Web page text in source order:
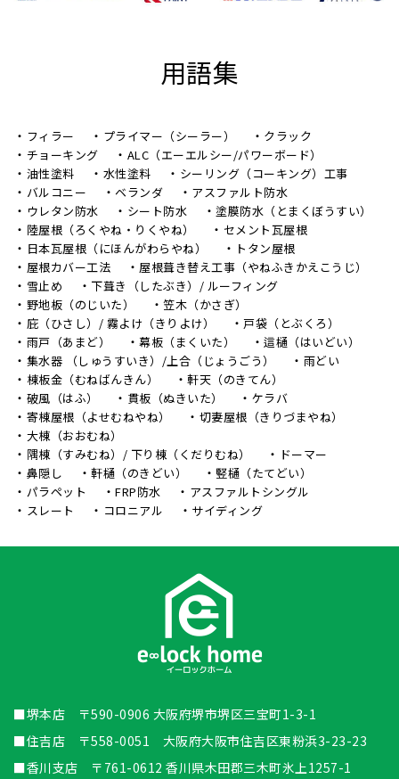
用語集
フィラー プライマー（シーラー）
クラック
チョーキング
ALC（エーエルシー/パワーボード）
油性塗料
水性塗料
シーリング（コーキング）工事
バルコニー
ベランダ
アスファルト防水
ウレタン防水
シート防水
塗膜防水（とまくぼうすい）
陸屋根（ろくやね・りくやね）
セメント瓦屋根
日本瓦屋根（にほんがわらやね）
トタン屋根
屋根カバー工法
屋根葺き替え工事（やねふきかえこうじ）
雪止め
下葺き（したぶき）/ ルーフィング
野地板（のじいた）
笠木（かさぎ）
庇（ひさし）/ 霧よけ（きりよけ）
戸袋（とぶくろ）
雨戸（あまど）
幕板（まくいた）
這樋（はいどい）
集水器 （しゅうすいき）/上合（じょうごう）
雨どい
棟板金（むねばんきん）
軒天（のきてん）
破風（はふ）
貫板（ぬきいた）
ケラバ
寄棟屋根（よせむねやね）
切妻屋根（きりづまやね）
大棟（おおむね）
隅棟（すみむね）/ 下り棟（くだりむね）
ドーマー
鼻隠し
軒樋（のきどい）
竪樋（たてどい）
パラペット
FRP防水
アスファルトシングル
スレート
コロニアル サイディング
■堺本店 〒590-0906 大阪府堺市堺区三宝町1-3-1
■住吉店 〒558-0051 大阪府大阪市住吉区東粉浜3-23-23
■香川支店 〒761-0612 香川県木田郡三木町氷上1257-1